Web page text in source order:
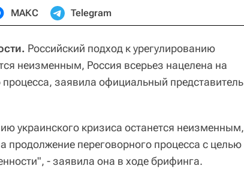
МАКС Telegram
Российский подход к урегулированию
неизменным, Россия всерьез нацелена на
заявила официальный представитель
украинского кризиса останется неизменным,
продолжение переговорного процесса с целью
- заявила она в ходе брифинга.